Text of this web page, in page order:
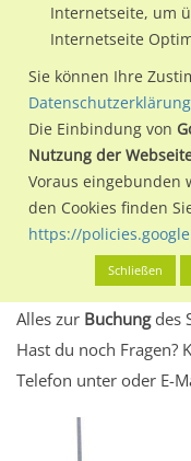
Nutze günstige
1/Grabener Str. quer/
Karlsruhe, Stadt.
Wir erheben für jede
aktuelle
kannst du dich schon
Standort, seine
eventuelle
Werbeinhalten
Alles klar? Dann
Alles zur Buchungdes
Hast du noch Fragen?
Telefon unter oder E-
Internetseite, um
Internetseite
Sie können Ihre
Die Einbindung von
Nutzung der
Voraus eingebunden
den Cookies finden
https://
Schließen